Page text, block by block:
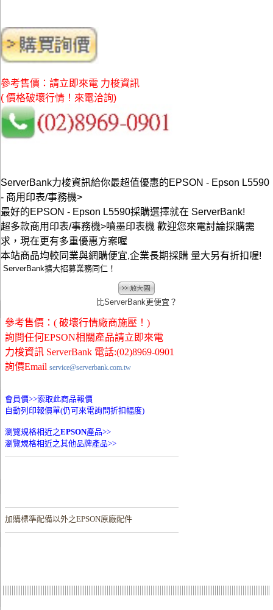
參考售價：請立即來電 力梭資訊
( 價格破壞行情！來電洽詢)
ServerBank力梭資訊給你最超值優惠的EPSON - Epson L5590
- 商用印表/事務機>
最好的EPSON - Epson L5590採購選擇就在 ServerBank!
超多款商用印表/事務機>噴墨印表機 歡迎您來電討論採購需
求，現在更有多重優惠方案喔
本站商品均較同業與網購便宜,企業長期採購 量大另有折扣喔!
ServerBank擴大招募業務同仁！
比ServerBank更便宜？
參考售價：( 破壞行情廠商施壓！)
詢問任何EPSON相關產品請立即來電
力梭資訊 ServerBank 電話:(02)8969-0901
詢價Email service@serverbank.com.tw
會員價>>索取此商品報價
自動列印報價單(仍可來電詢問折扣幅度)
瀏覽規格相近之EPSON產品>>
瀏覽規格相近之其他品牌產品>>
加購標準配備以外之EPSON原廠配件